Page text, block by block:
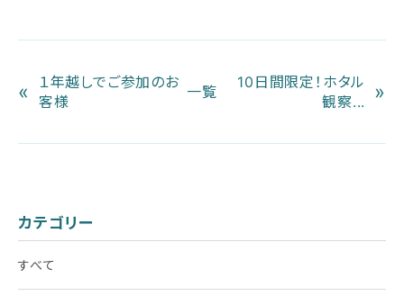
«
１年越しでご参加のお
客様
一覧
10日間限定！ホタル
観察...
»
カテゴリー
すべて